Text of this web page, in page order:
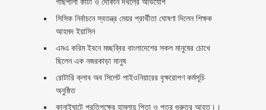
গাছপালা কাটা ও দোকান দখলের অভিযোগ
সিসিক নির্বাচনে স্বতন্ত্র মেয়র প্রার্থীতা ঘোষণা দিলেন শিক্ষক
আহমদ ইয়াসিন
এমএ করিম ইবনে মচ্ছব্বির বাংলাদেশের সকল মানুষের চোখে
ছিলেন এক নজরকাড়া মানুষ ‎
রোটারি ক্লাব অব সিলেট পাইওনিয়ারের বৃক্ষরোপণ কর্মসূচি
অনুষ্ঠিত
কানাইঘাটে প্রতিপক্ষের হামলায় পিতা ও পুত্র গুরুতর আহত।।